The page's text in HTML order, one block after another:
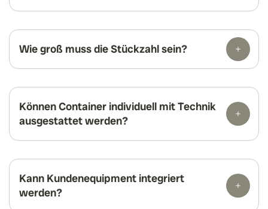
Wie groß muss die Stückzahl sein?
Können Container individuell mit Technik
ausgestattet werden?
Kann Kundenequipment integriert
werden?